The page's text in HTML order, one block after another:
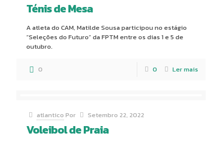
Ténis de Mesa
A atleta do CAM, Matilde Sousa participou no estágio
“Seleções do Futuro” da FPTM entre os dias 1 e 5 de
outubro.
0 0 Ler mais
atlantico Por Setembro 22, 2022
Voleibol de Praia